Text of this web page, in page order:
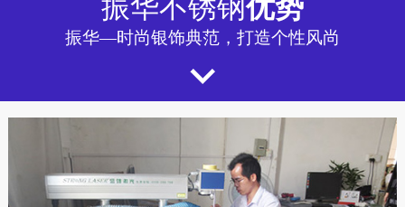
振华不锈钢优势
振华—时尚银饰典范，打造个性风尚